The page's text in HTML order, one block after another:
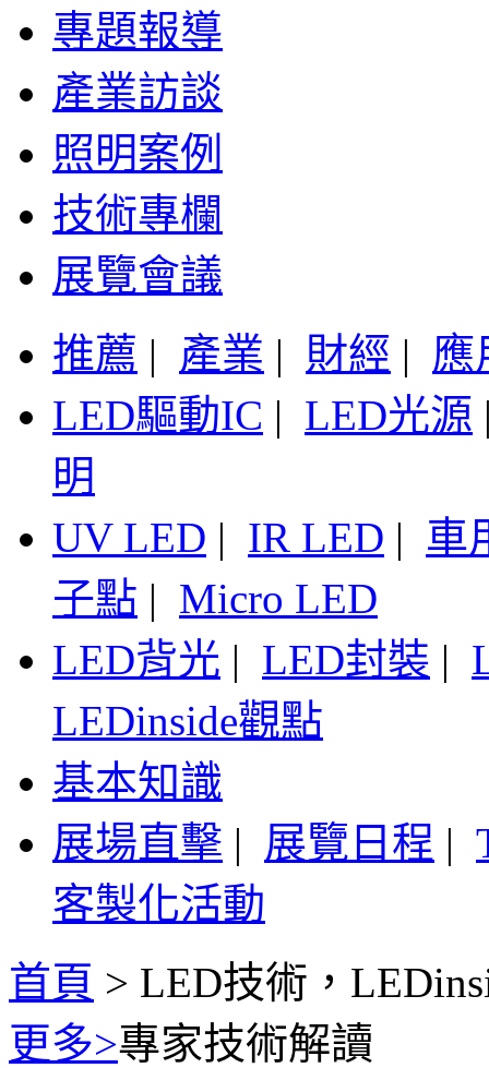
專題報導
產業訪談
照明案例
技術專欄
展覽會議
推薦 | 產業 | 財經 | 應
LED驅動IC | LED光源
明
UV LED | IR LED | 車
子點 | Micro LED
LED背光 | LED封裝 |
LEDinside觀點
基本知識
展場直擊 | 展覽日程 |
客製化活動
首頁 > LED技術，
更多>專家技術解讀